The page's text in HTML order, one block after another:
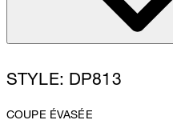
STYLE: DP813
COUPE ÉVASÉE